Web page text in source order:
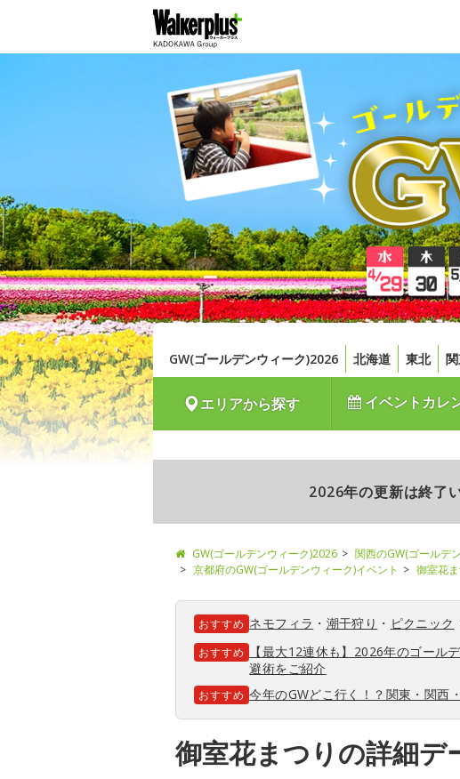
GW(ゴールデンウィーク)2026 北海道 東北
エリアから探す イベントカレ
2026年の更新は終了
GW(ゴールデンウィーク)2026 関西のGW(ゴールデ
京都府のGW(ゴールデンウィーク)イベント
御室花ま
おすすめ ネモフィラ ・ 潮干狩り ・ ピクニック
おすすめ
【最大12連休も】2026年のゴール
避術をご紹介
おすすめ 今年のGWどこ行く！？関東・関西
御室花まつりの詳細デ